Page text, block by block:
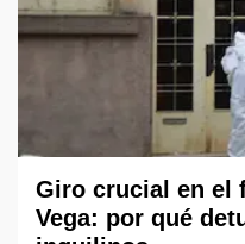
Giro crucial en el
Vega: por qué